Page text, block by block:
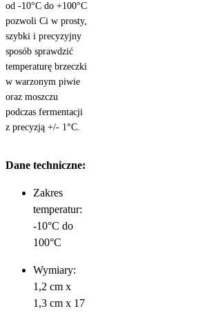
od -10°C do +100°C
pozwoli Ci w prosty,
szybki i precyzyjny
sposób sprawdzić
temperaturę brzeczki
w warzonym piwie
oraz moszczu
podczas fermentacji
z precyzją +/- 1°C.
Dane techniczne:
Zakres
temperatur:
-10°C do
100°C
Wymiary:
1,2 cm x
1,3 cm x 17